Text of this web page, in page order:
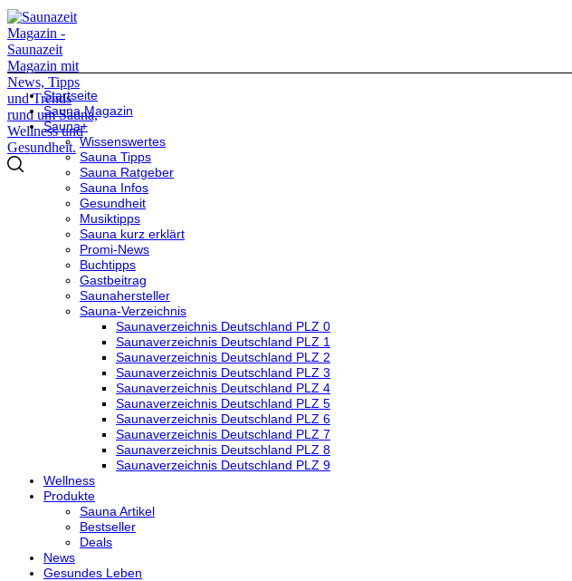
Startseite
Sauna Magazin
Sauna+
Wissenswertes
Sauna Tipps
Sauna Ratgeber
Sauna Infos
Gesundheit
Musiktipps
Sauna kurz erklärt
Promi-News
Buchtipps
Gastbeitrag
Saunahersteller
Sauna-Verzeichnis
Saunaverzeichnis Deutschland PLZ 0
Saunaverzeichnis Deutschland PLZ 1
Saunaverzeichnis Deutschland PLZ 2
Saunaverzeichnis Deutschland PLZ 3
Saunaverzeichnis Deutschland PLZ 4
Saunaverzeichnis Deutschland PLZ 5
Saunaverzeichnis Deutschland PLZ 6
Saunaverzeichnis Deutschland PLZ 7
Saunaverzeichnis Deutschland PLZ 8
Saunaverzeichnis Deutschland PLZ 9
Wellness
Produkte
Sauna Artikel
Bestseller
Deals
News
Gesundes Leben